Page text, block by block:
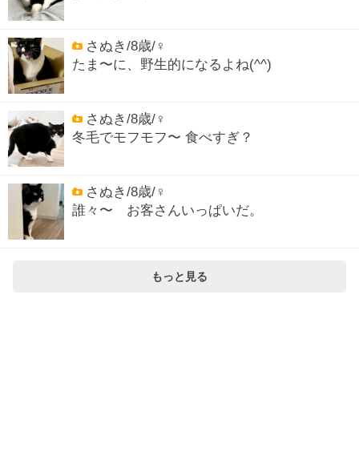
さぬき/8歳/♀
たま〜に、野生的になるよね(^^)
さぬき/8歳/♀
冬毛でモフモフ〜 食べすぎ？
さぬき/8歳/♀
誰々〜 お客さんいっぱいだ。
もっと見る